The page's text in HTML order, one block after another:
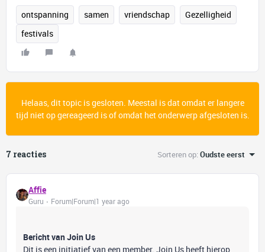
ontspanning samen vriendschap
Gezelligheid
festivals
Helaas, dit topic is gesloten. Meestal is dat omdat er langere
tijd niet op gereageerd is of omdat het onderwerp afgesloten is.
7 reacties Sorteren op:Oudste eerst
Affie
Guru Forum|Forum|1 year ago
Bericht van Join Us
Dit is een initiatief van een member. Join Us heeft hierop